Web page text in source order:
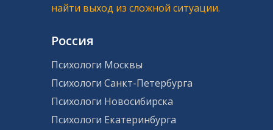
найти выход из сложной ситуации.
Россия
Психологи Москвы
Психологи Санкт-Петербурга
Психологи Новосибирска
Психологи Екатеринбурга